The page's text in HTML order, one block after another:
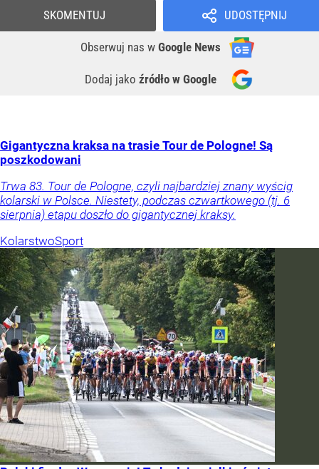
UDOSTĘPNIJ
Obserwuj nas w Google News
Dodaj jako źródło w Google
SKOMENTUJ
Gigantyczna kraksa na trasie Tour de Pologne! Są
poszkodowani
Trwa 83. Tour de Pologne, czyli najbardziej znany wyścig
kolarski w Polsce. Niestety, podczas czwartkowego (tj. 6
sierpnia) etapu doszło do gigantycznej kraksy.
KolarstwoSport